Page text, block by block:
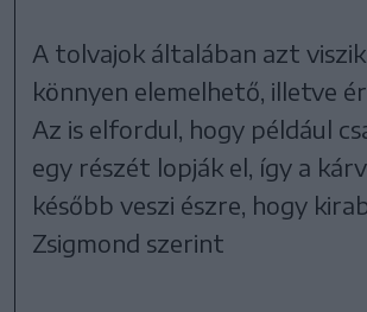
A tolvajok általában azt viszik
könnyen elemelhető, illetve
Az is elfordul, hogy például
egy részét lopják el, így a
később veszi észre, hogy
Zsigmond szerint